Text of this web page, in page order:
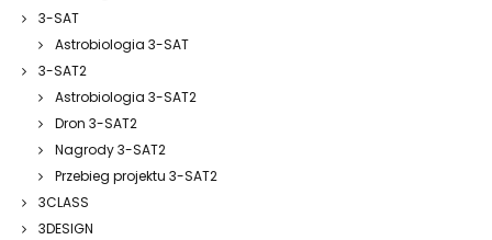
3-SAT
Astrobiologia 3-SAT
3-SAT2
Astrobiologia 3-SAT2
Dron 3-SAT2
Nagrody 3-SAT2
Przebieg projektu 3-SAT2
3CLASS
3DESIGN